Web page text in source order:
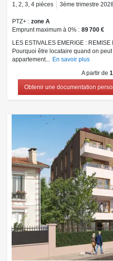
1, 2, 3, 4 pièces 3ème trimestre
PTZ+
zone A
Emprunt maximum à 0%
89 700 €
LES ESTIVALES EMERIGE :
Pourquoi être locataire quand on
appartement... En savoir plus
A partir de
Obtenir une documentation